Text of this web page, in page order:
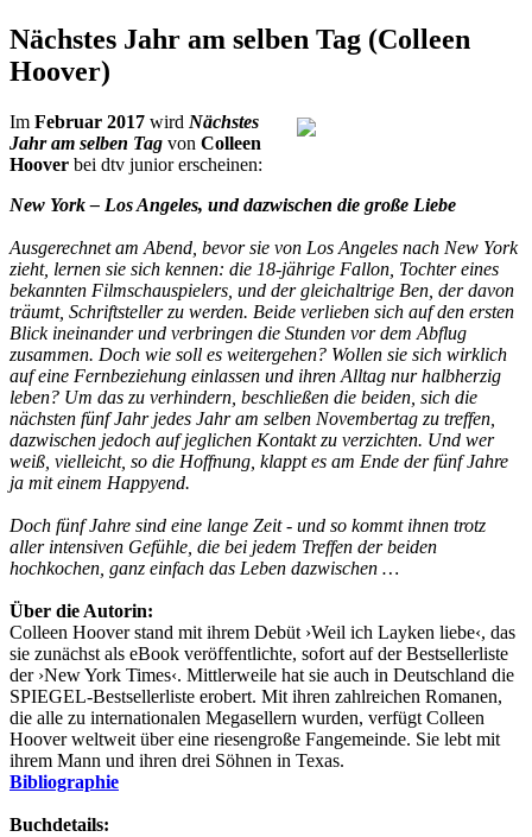
Nächstes Jahr am selben Tag (Colleen
Hoover)
Im Februar 2017 wird Nächstes
Jahr am selben Tag von Colleen
Hoover bei dtv junior erscheinen:
New York – Los Angeles, und dazwischen die große Liebe
Ausgerechnet am Abend, bevor sie von Los Angeles nach New York
zieht, lernen sie sich kennen: die 18-jährige Fallon, Tochter eines
bekannten Filmschauspielers, und der gleichaltrige Ben, der davon
träumt, Schriftsteller zu werden. Beide verlieben sich auf den ersten
Blick ineinander und verbringen die Stunden vor dem Abflug
zusammen. Doch wie soll es weitergehen? Wollen sie sich wirklich
auf eine Fernbeziehung einlassen und ihren Alltag nur halbherzig
leben? Um das zu verhindern, beschließen die beiden, sich die
nächsten fünf Jahr jedes Jahr am selben Novembertag zu treffen,
dazwischen jedoch auf jeglichen Kontakt zu verzichten. Und wer
weiß, vielleicht, so die Hoffnung, klappt es am Ende der fünf Jahre
ja mit einem Happyend.
Doch fünf Jahre sind eine lange Zeit - und so kommt ihnen trotz
aller intensiven Gefühle, die bei jedem Treffen der beiden
hochkochen, ganz einfach das Leben dazwischen …
Über die Autorin:
Colleen Hoover stand mit ihrem Debüt ›Weil ich Layken liebe‹, das
sie zunächst als eBook veröffentlichte, sofort auf der Bestsellerliste
der ›New York Times‹. Mittlerweile hat sie auch in Deutschland die
SPIEGEL-Bestsellerliste erobert. Mit ihren zahlreichen Romanen,
die alle zu internationalen Megasellern wurden, verfügt Colleen
Hoover weltweit über eine riesengroße Fangemeinde. Sie lebt mit
ihrem Mann und ihren drei Söhnen in Texas.
Bibliographie
Buchdetails: